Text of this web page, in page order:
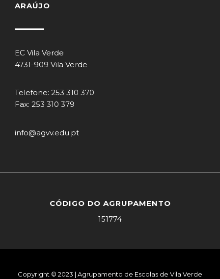
ARAÚJO
EC Vila Verde
4731-909 Vila Verde
Telefone: 253 310 370
Fax: 253 310 379
info@agvv.edu.pt
CÓDIGO DO AGRUPAMENTO
151774
Copyright © 2023 | Agrupamento de Escolas de Vila Verde